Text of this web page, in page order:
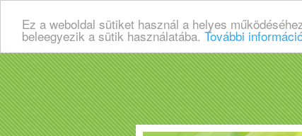
Ez a weboldal sütiket használ a helyes
beleegyezik a sütik használatába. További